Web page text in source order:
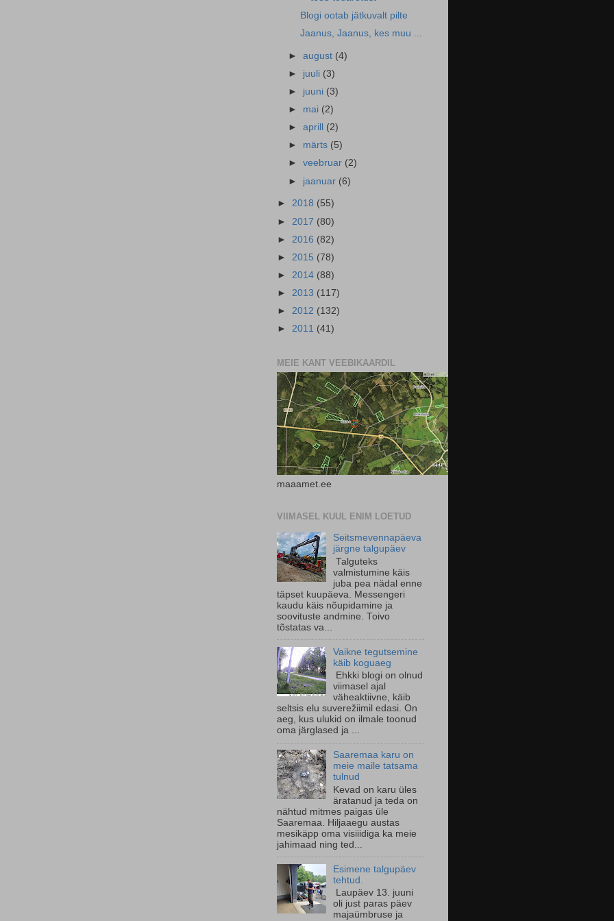
Blogi ootab jätkuvalt pilte
Jaanus, Jaanus, kes muu ...
►august (4)
► juuli (3)
► juuni (3)
► mai (2)
►aprill (2)
► märts (5)
►veebruar (2)
► jaanuar (6)
► 2018 (55)
► 2017 (80)
► 2016 (82)
► 2015 (78)
► 2014 (88)
► 2013 (117)
► 2012 (132)
► 2011 (41)
MEIE KANT VEEBIKAARDIL
maaamet.ee
VIIMASEL KUUL ENIM LOETUD
Seitsmevennapäeva
järgne talgupäev
Talguteks
valmistumine käis
juba pea nädal enne
täpset kuupäeva. Messengeri
kaudu käis nõupidamine ja
soovituste andmine. Toivo
tõstatas va...
Vaikne tegutsemine
käib koguaeg
Ehkki blogi on olnud
viimasel ajal
väheaktiivne, käib
seltsis elu suverežiimil edasi. On
aeg, kus ulukid on ilmale toonud
oma järglased ja ...
Saaremaa karu on
meie maile tatsama
tulnud
Kevad on karu üles
äratanud ja teda on
nähtud mitmes paigas üle
Saaremaa. Hiljaaegu austas
mesikäpp oma visiiidiga ka meie
jahimaad ning ted...
Esimene talgupäev
tehtud.
Laupäev 13. juuni
oli just paras päev
majaümbruse ja